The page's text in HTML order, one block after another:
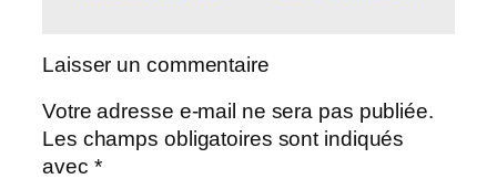
Laisser un commentaire
Votre adresse e-mail ne sera pas publiée.
Les champs obligatoires sont indiqués
avec *